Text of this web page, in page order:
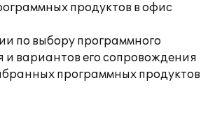
продуктов в офис
по выбору программного
и вариантов его сопровождения
программных продуктов